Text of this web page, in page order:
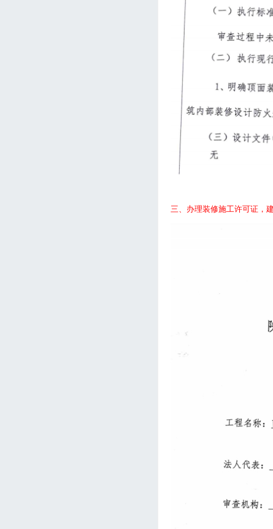
三、办理装修施工许可证，